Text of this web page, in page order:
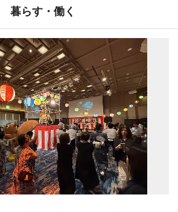
暮らす・働く